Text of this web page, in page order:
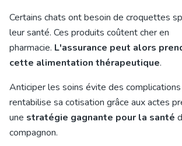
Certains chats ont besoin de croquettes
leur santé. Ces produits coûtent cher en
pharmacie. L'assurance peut alors
cette alimentation thérapeutique.
Anticiper les soins évite des complications
rentabilise sa cotisation grâce aux actes
une stratégie gagnante pour la santé
compagnon.